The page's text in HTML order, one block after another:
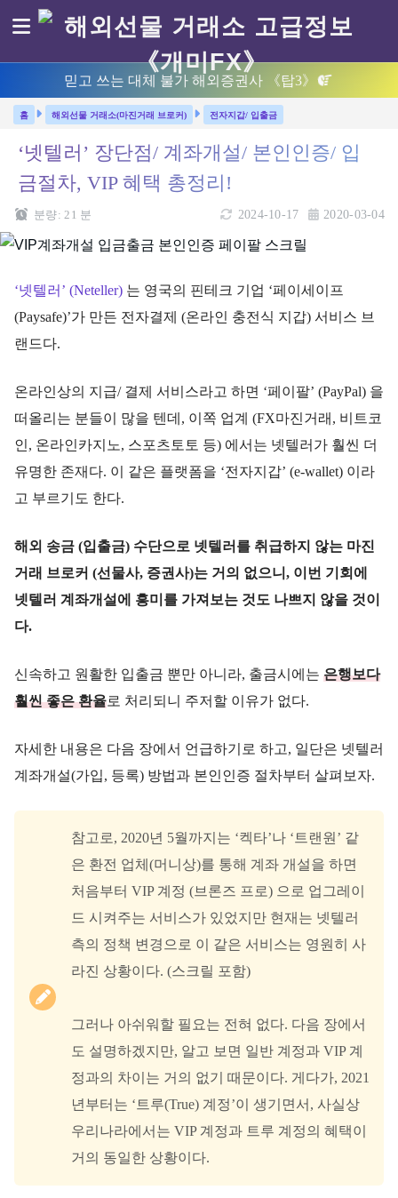
믿고 쓰는 대체 불가 해외증권사 《탑3》
해외선물 거래소(마진거래 브로커) 전자지갑/ 입출금
‘넷텔러’ 장단점/ 계좌개설/ 본인인증/ 입
금절차, VIP 혜택 총정리!
2020-03-04
2024-10-17
분량: 21 분
‘넷텔러’ (Neteller) 는 영국의 핀테크 기업 ‘페이세이프
(Paysafe)’가 만든 전자결제 (온라인 충전식 지갑) 서비스 브
랜드다.
온라인상의 지급/ 결제 서비스라고 하면 ‘페이팔’ (PayPal) 을
떠올리는 분들이 많을 텐데, 이쪽 업계 (FX마진거래, 비트코
인, 온라인카지노, 스포츠토토 등) 에서는 넷텔러가 훨씬 더
유명한 존재다. 이 같은 플랫폼을 ‘전자지갑’ (e-wallet) 이라
고 부르기도 한다.
해외 송금 (입출금) 수단으로 넷텔러를 취급하지 않는 마진
거래 브로커 (선물사, 증권사)는 거의 없으니, 이번 기회에
넷텔러 계좌개설에 흥미를 가져보는 것도 나쁘지 않을 것이
다.
신속하고 원활한 입출금 뿐만 아니라, 출금시에는 은행보다
훨씬 좋은 환율로 처리되니 주저할 이유가 없다.
자세한 내용은 다음 장에서 언급하기로 하고, 일단은 넷텔러
계좌개설(가입, 등록) 방법과 본인인증 절차부터 살펴보자.
참고로, 2020년 5월까지는 ‘켁타’나 ‘트랜원’ 같
은 환전 업체(머니상)를 통해 계좌 개설을 하면
처음부터 VIP 계정 (브론즈 프로) 으로 업그레이
드 시켜주는 서비스가 있었지만 현재는 넷텔러
측의 정책 변경으로 이 같은 서비스는 영원히 사
라진 상황이다. (스크릴 포함)
그러나 아쉬워할 필요는 전혀 없다. 다음 장에서
도 설명하겠지만, 알고 보면 일반 계정과 VIP 계
정과의 차이는 거의 없기 때문이다. 게다가, 2021
년부터는 ‘트루(True) 계정’이 생기면서, 사실상
우리나라에서는 VIP 계정과 트루 계정의 혜택이
거의 동일한 상황이다.